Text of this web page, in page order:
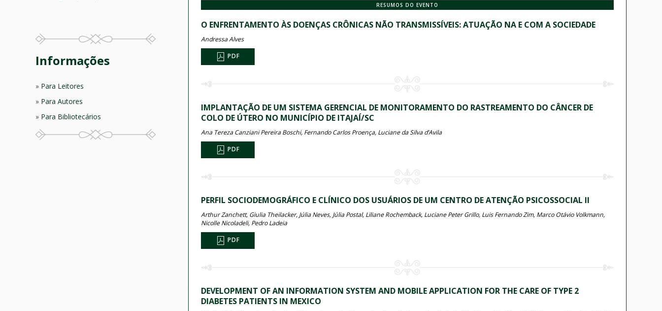
RESUMOS DO EVENTO
O ENFRENTAMENTO ÀS DOENÇAS CRÔNICAS NÃO TRANSMISSÍVEIS: ATUAÇÃO NA E COM A SOCIEDADE
Andressa Alves
PDF
IMPLANTAÇÃO DE UM SISTEMA GERENCIAL DE MONITORAMENTO DO RASTREAMENTO DO CÂNCER DE
COLO DE ÚTERO NO MUNICÍPIO DE ITAJAÍ/SC
Ana Tereza Canziani Pereira Boschi, Fernando Carlos Proença, Luciane da Silva d’Avila
PDF
PERFIL SOCIODEMOGRÁFICO E CLÍNICO DOS USUÁRIOS DE UM CENTRO DE ATENÇÃO PSICOSSOCIAL II
Arthur Zanchett, Giulia Theilacker, Júlia Neves, Júlia Postal, Liliane Rochemback, Luciane Peter Grillo, Luis Fernando Zim, Marco Otávio Volkmann,
Nicolle Nicoladeli, Pedro Ladeia
PDF
DEVELOPMENT OF AN INFORMATION SYSTEM AND MOBILE APPLICATION FOR THE CARE OF TYPE 2
DIABETES PATIENTS IN MEXICO
Informações
Para Leitores
Para Autores
Para Bibliotecários